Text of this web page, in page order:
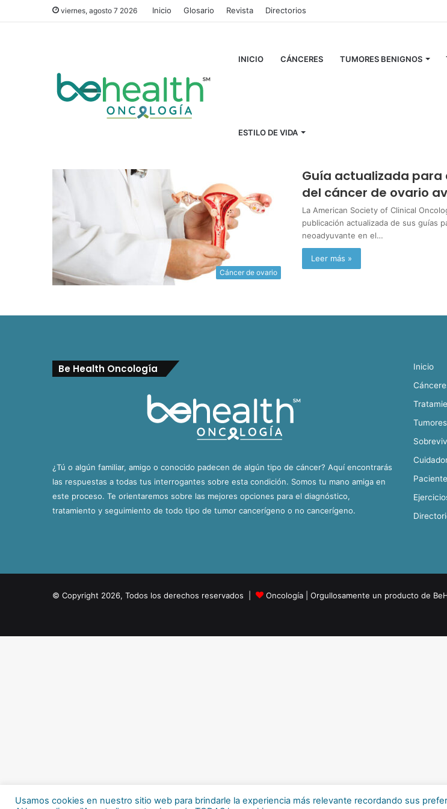
viernes, agosto 7 2026 Inicio Glosario Revista Directorios
INICIO CÁNCERES TUMORES BENIGNOS
ESTILO DE VIDA
Inicio /Cirugía citorreductora
Cirugía citorreductora
Cáncer de ovario
Guía actualizada para
del cáncer de ovario
La American Society of Clinical
publicación actualizada de sus guías
neoadyuvante en el…
Leer más »
Be Health Oncología
¿Tú o algún familiar, amigo o conocido padecen de algún tipo de cáncer? Aquí encontrarás
las respuestas a todas tus interrogantes sobre esta condición. Somos tu mano amiga en
este proceso. Te orientaremos sobre las mejores opciones para el diagnóstico,
tratamiento y seguimiento de todo tipo de tumor cancerígeno o no cancerígeno.
Inicio
© Copyright 2026, Todos los derechos reservados | Oncología | Orgullosamente un producto de
Usamos cookies en nuestro sitio web para brindarle la experiencia más relevante recordando sus